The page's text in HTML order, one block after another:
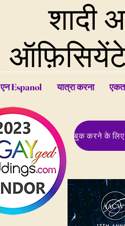
एन Espanol यात्रा करना
शादी
ऑफ़िसियेंटे